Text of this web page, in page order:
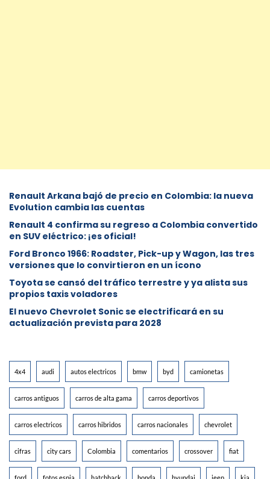
Renault Arkana bajó de precio en Colombia: la nueva
Evolution cambia las cuentas
Renault 4 confirma su regreso a Colombia convertido
en SUV eléctrico: ¡es oficial!
Ford Bronco 1966: Roadster, Pick-up y Wagon, las tres
versiones que lo convirtieron en un ícono
Toyota se cansó del tráfico terrestre y ya alista sus
propios taxis voladores
El nuevo Chevrolet Sonic se electrificará en su
actualización prevista para 2028
4x4 audi autos electricos bmw byd camionetas
carros antiguos carros de alta gama carros deportivos
carros electricos carros hibridos carros nacionales chevrolet
cifras city cars Colombia comentarios crossover fiat